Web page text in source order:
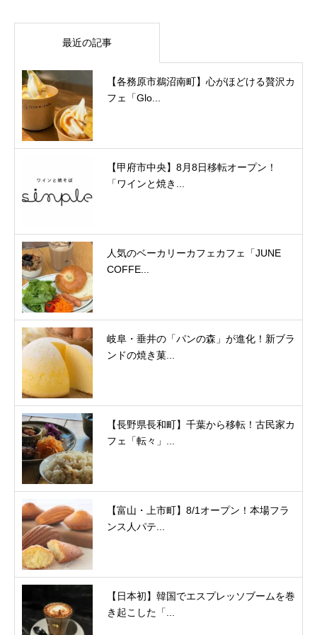
最近の記事
【各務原市鵜沼南町】心がほどける贅沢カ
フェ「Glo...
【甲府市中央】8月8日移転オープン！
「ワインと焼き...
人気のベーカリーカフェカフェ「JUNE
COFFE...
岐阜・垂井の「パンの森」が進化！新ブラ
ンドの焼き菓...
【長野県長和町】千葉から移転！古民家カ
フェ「転々」...
【富山・上市町】8/1オープン！本場フラ
ンス人パテ...
【日本初】韓国でエスプレッソブームを巻
き起こした「...